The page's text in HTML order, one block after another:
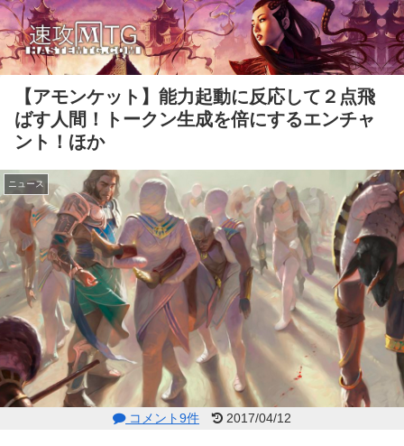
【アモンケット】能力起動に反応して２点飛
ばす人間！トークン生成を倍にするエンチャ
ント！ほか
ニュース
コメント9件 2017/04/12